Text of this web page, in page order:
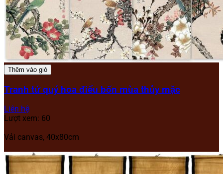
Thêm vào giỏ
Tranh tứ quý hoa điểu bốn mùa thủy mặc
Liên hệ
Lượt xem: 60
Vải canvas, 40x80cm